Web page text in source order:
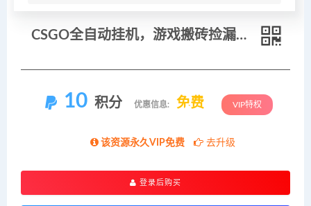
CSGO全自动挂机，游戏搬砖捡漏，软件科技简单易用，长期稳定，小白单日300+利润
10 积分 优惠信息: 免费 VIP特权
该资源永久VIP免费 去升级
登录后购买